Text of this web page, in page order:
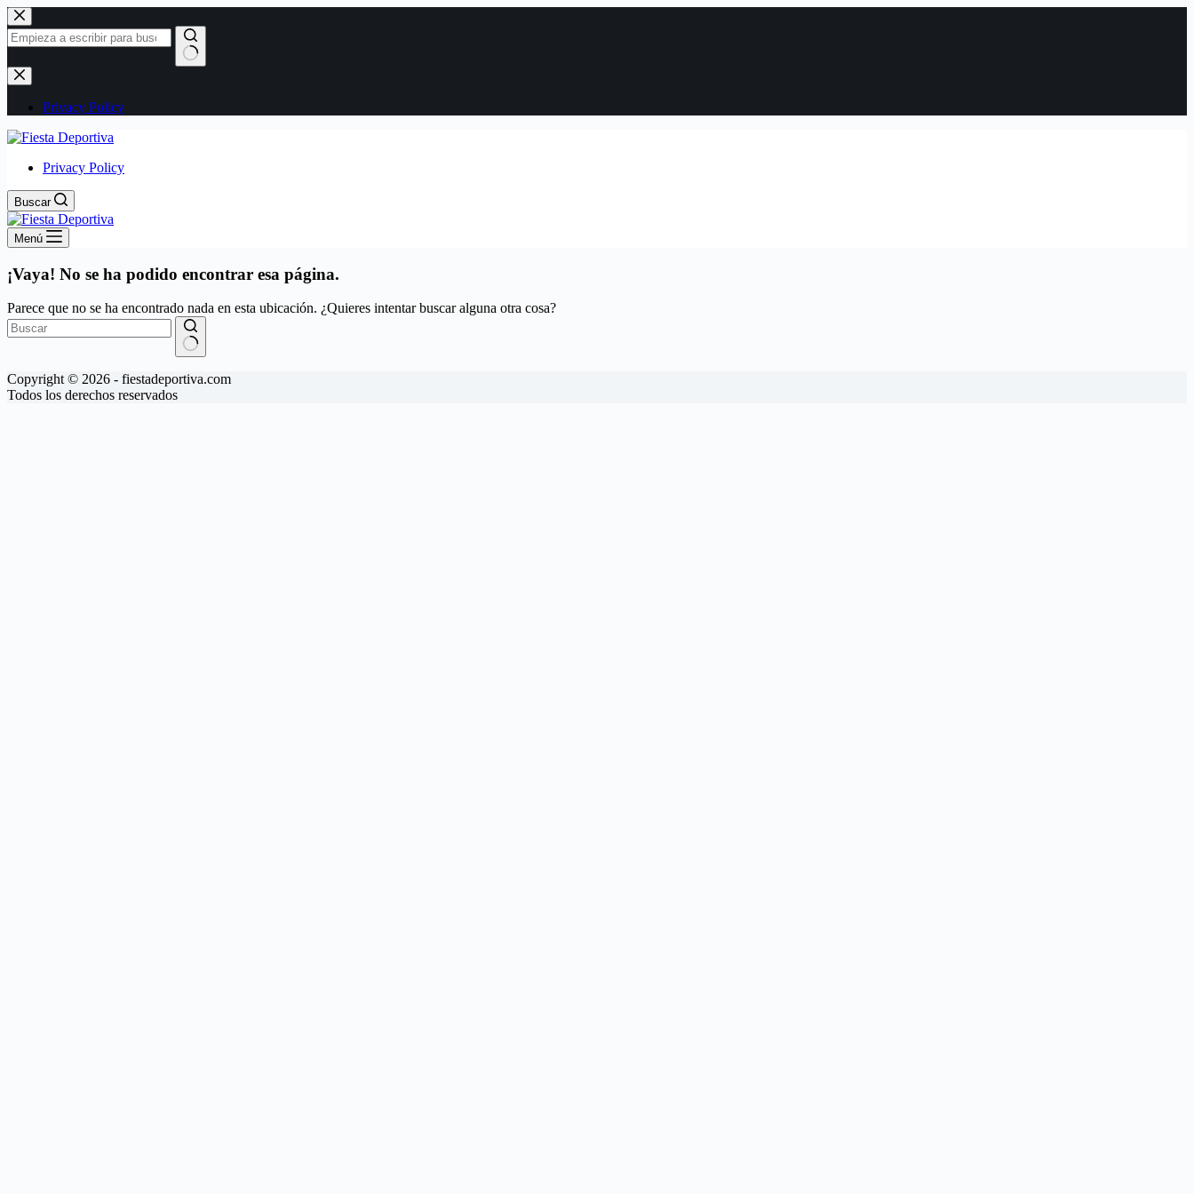
Saltar
al
contenido
Sin
resultados
Privacy Policy
Privacy Policy
Buscar
Menú
¡Vaya! No se ha podido encontrar esa página.
Parece que no se ha encontrado nada en esta ubicación. ¿Quieres intentar buscar alguna otra cosa?
resultados
Copyright © 2026 - fiestadeportiva.com
Todos los derechos reservados